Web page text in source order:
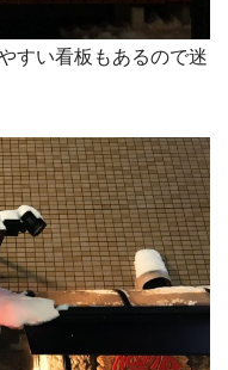
すい看板もあるので迷